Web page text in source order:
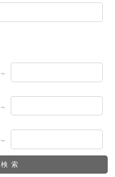
～
～
～
検索